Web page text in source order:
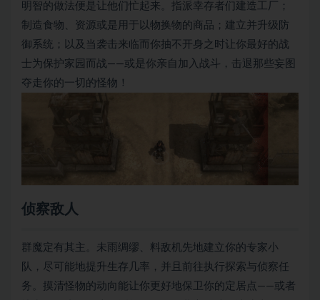
明智的做法便是让他们忙起来。指派幸存者们建造工厂；
制造食物、资源或是用于以物换物的商品；建立并升级防
御系统；以及当袭击来临而你抽不开身之时让你最好的战
士为保护家园而战——或是你亲自加入战斗，击退那些妄图
夺走你的一切的怪物！
侦察敌人
群魔定有其主。未雨绸缪、料敌机先地建立你的专家小
队，尽可能地提升生存几率，并且前往执行探索与侦察任
务。摸清怪物的动向能让你更好地保卫你的定居点——或者